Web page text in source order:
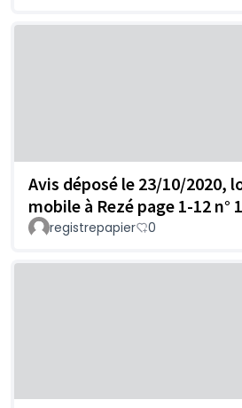
Avis déposé le 23/10/2020,
mobile à Rezé page 1-12 n°
registrepapier 0